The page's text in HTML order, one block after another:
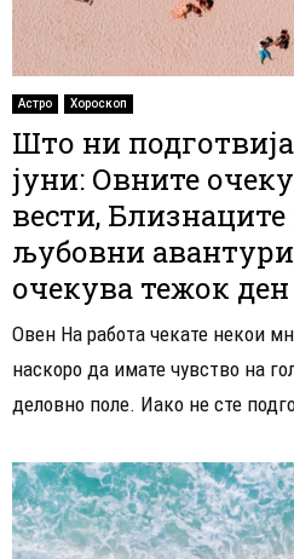
Астро Хороскоп
Што ни подготвија
јуни: Овните
вести,
љубовни
очекува тежок ден
Овен На работа чекате некои
наскоро да имате чувство на
деловно поле. Иако не сте